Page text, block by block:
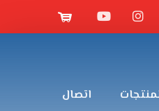
اتصال